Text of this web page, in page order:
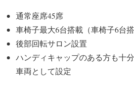
通常座席45席
車椅子最大6台搭載（車椅子6台
後部回転サロン設置
ハンディキャップのある方も十
車両として設定